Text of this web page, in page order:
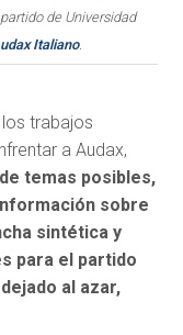
de Universidad
Italiano.
trabajos
a Audax,
temas posibles,
sobre
sintética y
para el partido
al azar,